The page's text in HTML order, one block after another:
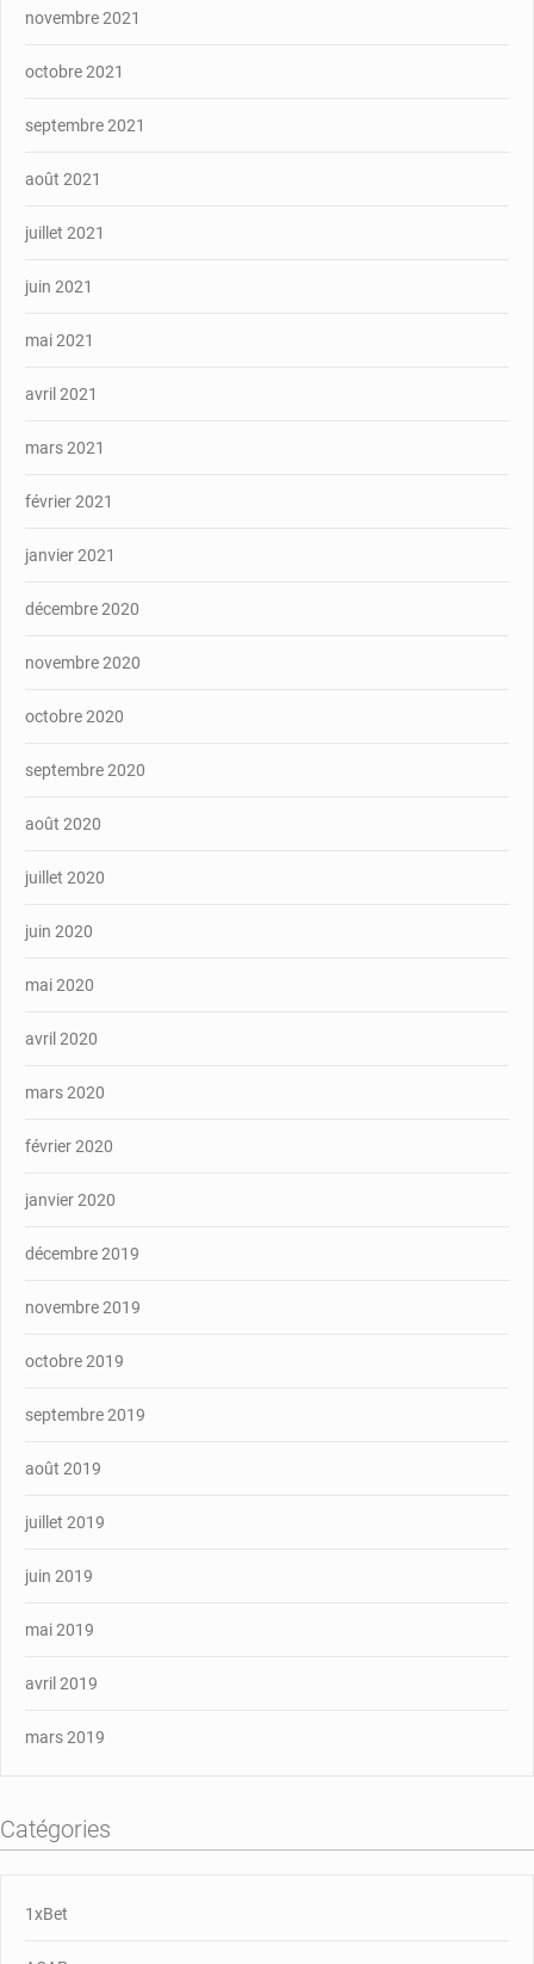
novembre 2021
octobre 2021
septembre 2021
août 2021
juillet 2021
juin 2021
mai 2021
avril 2021
mars 2021
février 2021
janvier 2021
décembre 2020
novembre 2020
octobre 2020
septembre 2020
août 2020
juillet 2020
juin 2020
mai 2020
avril 2020
mars 2020
février 2020
janvier 2020
décembre 2019
novembre 2019
octobre 2019
septembre 2019
août 2019
juillet 2019
juin 2019
mai 2019
avril 2019
mars 2019
Catégories
1xBet